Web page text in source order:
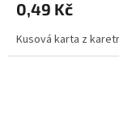
0,49 Kč
Kusová karta z